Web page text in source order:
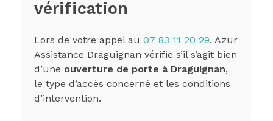
vérification
Lors de votre appel au 07 83 11 20 29, Azur
Assistance Draguignan vérifie s’il s’agit bien
d’une ouverture de porte à Draguignan,
le type d’accès concerné et les conditions
d’intervention.